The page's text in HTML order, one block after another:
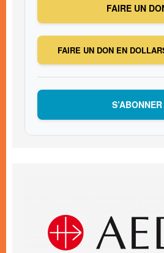
FAIRE UN
FAIRE UN DON EN
S’ABONNER